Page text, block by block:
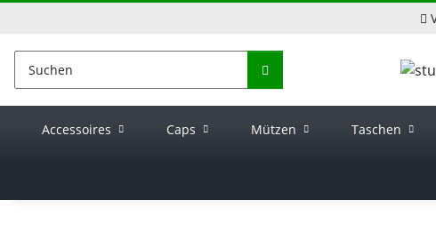
Accessoires Caps Mützen Taschen